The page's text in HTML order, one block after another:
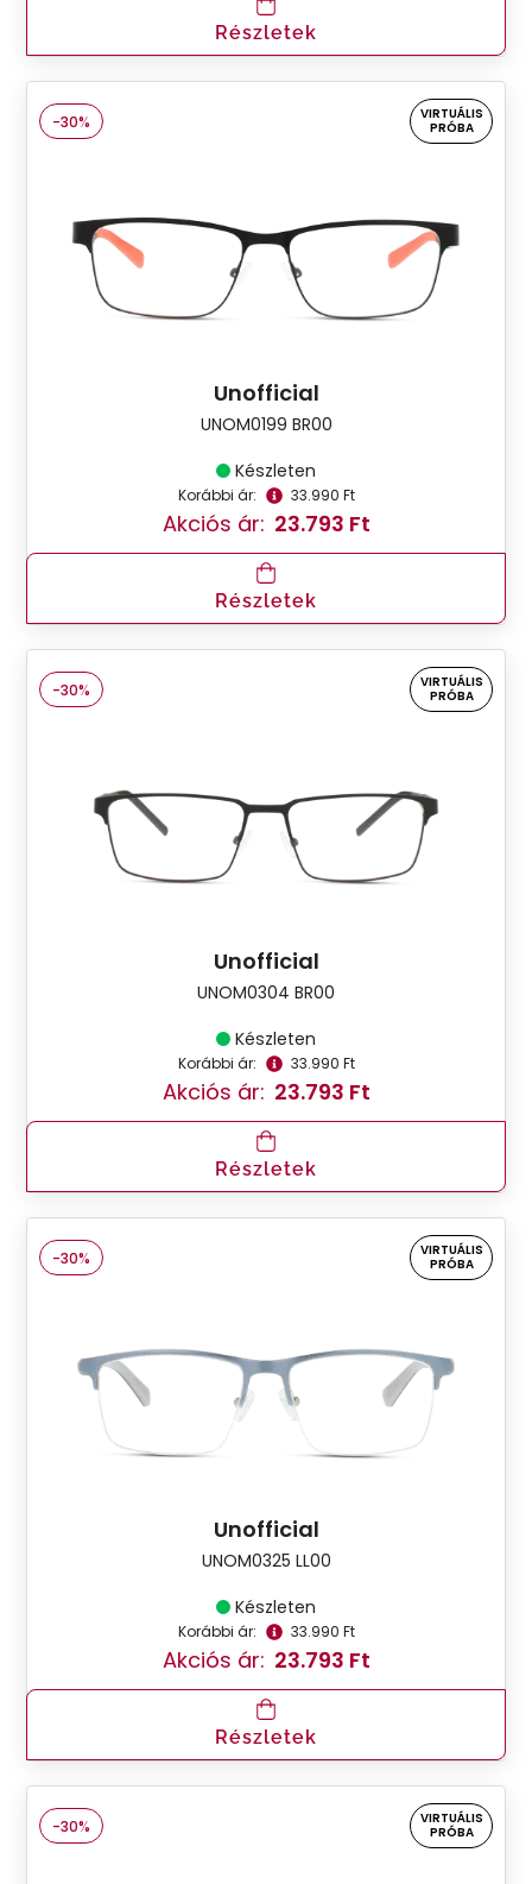
Részletek
-30%
VIRTUÁLIS
PRÓBA
Unofficial
UNOM0199 BR00
Készleten
Korábbi ár: 33.990 Ft
Akciós ár: 23.793 Ft
Részletek
-30%
VIRTUÁLIS
PRÓBA
Unofficial
UNOM0304 BR00
Készleten
Korábbi ár: 33.990 Ft
Akciós ár: 23.793 Ft
Részletek
-30%
VIRTUÁLIS
PRÓBA
Unofficial
UNOM0325 LL00
Készleten
Korábbi ár: 33.990 Ft
Akciós ár: 23.793 Ft
Részletek
-30%
VIRTUÁLIS
PRÓBA